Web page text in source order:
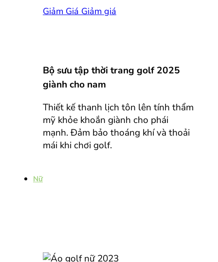
Giảm Giá
Bộ sưu tập thời trang golf 2025
giành cho nam
Thiết kế thanh lịch tôn lên tính thẩm
mỹ khỏe khoắn giành cho phái
mạnh. Đảm bảo thoáng khí và thoải
mái khi chơi golf.
Nữ